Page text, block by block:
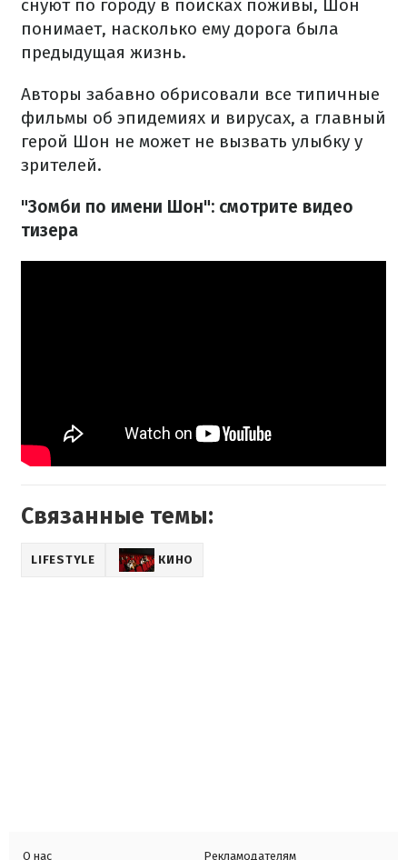
снуют по городу в поисках поживы, Шон
понимает, насколько ему дорога была
предыдущая жизнь.
Авторы забавно обрисовали все типичные
фильмы об эпидемиях и вирусах, а главный
герой Шон не может не вызвать улыбку у
зрителей.
"Зомби по имени Шон": смотрите видео
тизера
Связанные темы:
LIFESTYLE КИНО
О нас Рекламодателям